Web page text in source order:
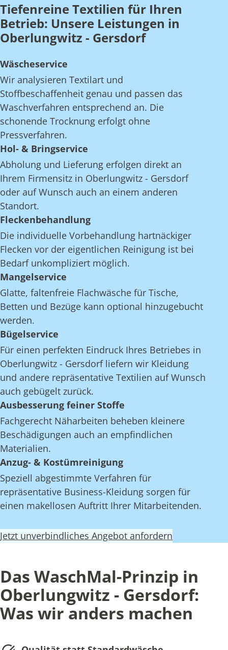
Tiefenreine Textilien für Ihren
Betrieb: Unsere Leistungen in
Oberlungwitz - Gersdorf
Wäscheservice
Wir analysieren Textilart und
Stoffbeschaffenheit genau und passen das
Waschverfahren entsprechend an. Die
schonende Trocknung erfolgt ohne
Pressverfahren.
Hol- & Bringservice
Abholung und Lieferung erfolgen direkt an
Ihrem Firmensitz in Oberlungwitz - Gersdorf
oder auf Wunsch auch an einem anderen
Standort.
Fleckenbehandlung
Die individuelle Vorbehandlung hartnäckiger
Flecken vor der eigentlichen Reinigung ist bei
Bedarf unkompliziert möglich.
Mangelservice
Glatte, faltenfreie Flachwäsche für Tische,
Betten und Bezüge kann optional hinzugebucht
werden.
Bügelservice
Für einen perfekten Eindruck Ihres Betriebes in
Oberlungwitz - Gersdorf liefern wir Kleidung
und andere repräsentative Textilien auf Wunsch
auch gebügelt zurück.
Ausbesserung feiner Stoffe
Fachgerecht Näharbeiten beheben kleinere
Beschädigungen auch an empfindlichen
Materialien.
Anzug- & Kostümreinigung
Speziell abgestimmte Verfahren für
repräsentative Business-Kleidung sorgen für
einen makellosen Auftritt Ihrer Mitarbeitenden.
Jetzt unverbindliches Angebot anfordern
Das WaschMal-Prinzip in
Oberlungwitz - Gersdorf:
Was wir anders machen